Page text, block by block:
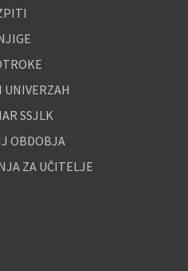
UNIVERZAH
SSJLK
OBDOBJA
ZA UČITELJE